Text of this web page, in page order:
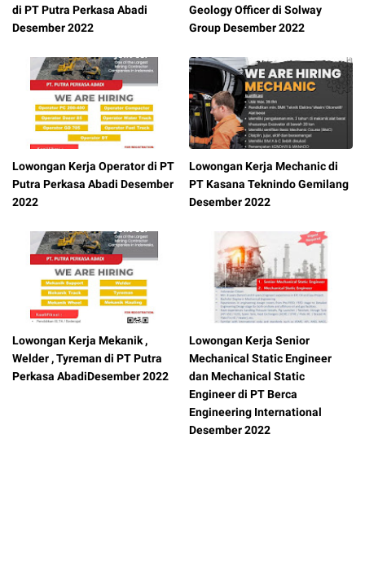
di PT Putra Perkasa Abadi
Desember 2022
Geology Officer di Solway
Group Desember 2022
Lowongan Kerja Operator di PT
Putra Perkasa Abadi Desember
2022
Lowongan Kerja Mechanic di
PT Kasana Teknindo Gemilang
Desember 2022
Lowongan Kerja Mekanik ,
Welder , Tyreman di PT Putra
Perkasa AbadiDesember 2022
Lowongan Kerja Senior
Mechanical Static Engineer
dan Mechanical Static
Engineer di PT Berca
Engineering International
Desember 2022